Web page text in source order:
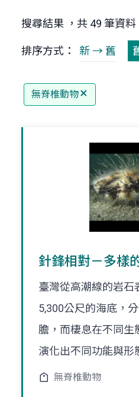
搜尋結果 ，共 49 筆資料
排序方式： 新 → 舊
無脊椎動物
針鋒相對－多樣
臺灣從高潮線的岩石
5,300公尺的海底，
膽，而棲息在不同生
演化出不同功能與形
無脊椎動物